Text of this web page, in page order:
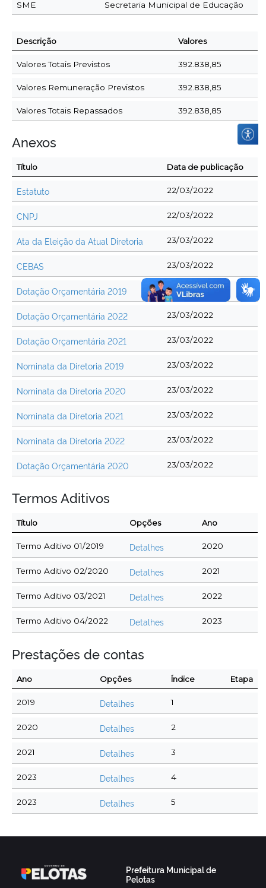
SME Secretaria Municipal de Educação
Descrição Valores
Valores Totais Previstos 392.838,85
Valores Remuneração Previstos 392.838,85
Valores Totais Repassados 392.838,85
Anexos
Título Data de publicação
Estatuto 22/03/2022
CNPJ 22/03/2022
Ata da Eleição da Atual Diretoria 23/03/2022
CEBAS 23/03/2022
Dotação Orçamentária 2019 23/03/2022
Dotação Orçamentária 2022 23/03/2022
Dotação Orçamentária 2021 23/03/2022
Nominata da Diretoria 2019 23/03/2022
Nominata da Diretoria 2020 23/03/2022
Nominata da Diretoria 2021 23/03/2022
Nominata da Diretoria 2022 23/03/2022
Dotação Orçamentária 2020 23/03/2022
Termos Aditivos
Título Opções Ano
Termo Aditivo 01/2019 Detalhes 2020
Termo Aditivo 02/2020 Detalhes 2021
Termo Aditivo 03/2021 Detalhes 2022
Termo Aditivo 04/2022 Detalhes 2023
Prestações de contas
Ano Opções Índice Etapa
2019 Detalhes 1
2020 Detalhes 2
2021 Detalhes 3
2023 Detalhes 4
2023 Detalhes 5
Prefeitura Municipal de
Pelotas